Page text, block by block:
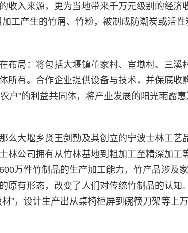
收入来源，更为当地带来千万元级别的经济
工产生的竹屑、竹粉，被制成防潮炭或活
布局：将包括大堰镇董家村、宦墈村、三溪
所有。合作企业提供设备与技术，并保底收
户”的利益共同体，将产业发展的阳光雨露
么大堰乡贤王剑勤及其创立的宁波士林工艺
林公司拥有从竹林基地到粗加工至精深加工
万件竹制品的生产加工能力，竹产品涉及
原有形态，改变了人们对传统竹制品的认知
”，设计生产出从桌椅柜屏到碗筷刀架等上